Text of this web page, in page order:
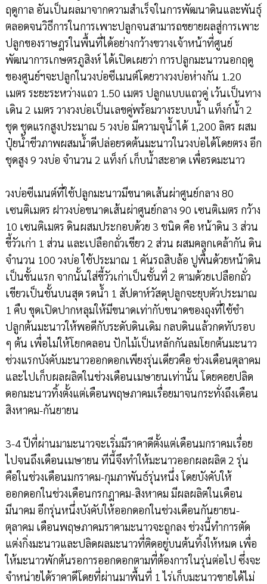
ฤดูกาล อันเป็นผลมาจากความสำเร็จในการพัฒนาดินและพันธุ์
ตลอดจนวิธีการในการเพาะปลูกจนสามารถขยายผลสู่การเพาะ
ปลูกของราษฎรในพื้นที่ได้อย่างกว้างขวางเจ้าหน้าที่ศูนย์
พัฒนาการเกษตรภูสิงห์ ได้เปิดเผยว่า การปลูกมะนาวนอกฤดู
ของศูนย์ฯจะปลูกในวงบ่อซีเมนต์โดยวางวงบ่อห่างกัน 1.20
เมตร ระยะระหว่างแถว 1.50 เมตร ปลูกแบบแถวคู่ เว้นเป็นทาง
เดิน 2 เมตร วางวงบ่อเป็นเลขคู่พร้อมวางระบบน้ำ แท็งก์น้ำ 2
ชุด ชุดแรกสูงประมาณ 5 วงบ่อ มีความจุน้ำได้ 1,200 ลิตร ผสม
ปุ๋ยน้ำชีวภาพผสมน้ำดีปล่อยรดต้นมะนาวในวงบ่อได้โดยตรง อีก
ชุดสูง 9 วงบ่อ จำนวน 2 แท็งก์ เก็บน้ำสะอาด เพื่อรดมะนาว
วงบ่อซีเมนต์ที่ใช้ปลูกมะนาวมีขนาดเส้นผ่าศูนย์กลาง 80
เซนติเมตร ฝาวงบ่อขนาดเส้นผ่าศูนย์กลาง 90 เซนติเมตร กว้าง
10 เซนติเมตร ดินผสมประกอบด้วย 3 ชนิด คือ หน้าดิน 3 ส่วน
ขี้วัวเก่า 1 ส่วน และเปลือกถั่วเขียว 2 ส่วน ผสมคลุกเคล้ากัน ดิน
จำนวน 100 วงบ่อ ใช้ประมาณ 1 คันรถสิบล้อ ปูพื้นด้วยหน้าดิน
เป็นขั้นแรก จากนั้นใส่ขี้วัวเก่าเป็นชั้นที่ 2 ตามด้วยเปลือกถั่ว
เขียวเป็นชั้นบนสุด รดน้ำ 1 สัปดาห์วัสดุปลูกจะยุบตัวประมาณ
1 คืบ ขุดเปิดปากหลุมให้มีขนาดเท่ากับขนาดของถุงที่ใช้ชำ
ปลูกต้นมะนาวให้พอดีกับระดับดินเดิม กลบดินแล้วกดทับรอบ
ๆ ต้น เพื่อไม่ให้โยกคลอน ปักไม้เป็นหลักกันลมโยกต้นมะนาว
ช่วงแรกบังคับมะนาวออกดอกเพียงรุ่นเดียวคือ ช่วงเดือนตุลาคม
และไปเก็บผลผลิตในช่วงเดือนเมษายนเท่านั้น โดยคอยปลิด
ดอกมะนาวทิ้งตั้งแต่เดือนพฤษภาคมเรื่อยมาจนกระทั่งถึงเดือน
สิงหาคม-กันยายน
3-4 ปีที่ผ่านมามะนาวจะเริ่มมีราคาดีตั้งแต่เดือนมกราคมเรื่อย
ไปจนถึงเดือนเมษายน ทีนี้จึงทำให้มะนาวออกผลผลิต 2 รุ่น
คือในช่วงเดือนมกราคม-กุมภาพันธ์รุ่นหนึ่ง โดยบังคับให้
ออกดอกในช่วงเดือนกรกฎาคม-สิงหาคม มีผลผลิตในเดือน
มีนาคม อีกรุ่นหนึ่งบังคับให้ออกดอกในช่วงเดือนกันยายน-
ตุลาคม เดือนพฤษภาคมราคามะนาวจะถูกลง ช่วงนี้ทำการตัด
แต่งกิ่งมะนาวและปลิดผลมะนาวที่ติดอยู่บนต้นทิ้งให้หมด เพื่อ
ให้มะนาวพักต้นรอการออกดอกตามที่ต้องการในรุ่นต่อไป ซึ่งจะ
จำหน่ายได้ราคาดีโดยที่ผ่านมาพื้นที่ 1 ไร่เก็บมะนาวขายได้ไม่